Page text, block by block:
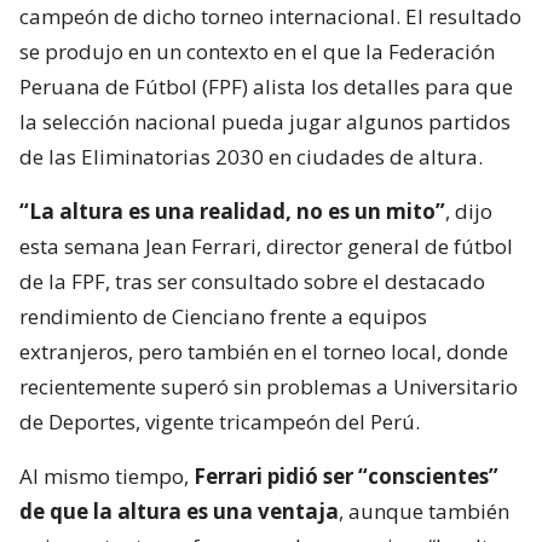
campeón de dicho torneo internacional. El resultado
se produjo en un contexto en el que la Federación
Peruana de Fútbol (FPF) alista los detalles para que
la selección nacional pueda jugar algunos partidos
de las Eliminatorias 2030 en ciudades de altura.
“La altura es una realidad, no es un mito”, dijo
esta semana Jean Ferrari, director general de fútbol
de la FPF, tras ser consultado sobre el destacado
rendimiento de Cienciano frente a equipos
extranjeros, pero también en el torneo local, donde
recientemente superó sin problemas a Universitario
de Deportes, vigente tricampeón del Perú.
Al mismo tiempo, Ferrari pidió ser “conscientes”
de que la altura es una ventaja, aunque también